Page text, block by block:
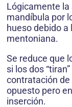
Lógicamente la
mandíbula por
hueso debido
mentoniana.
Se reduce que
si los dos
contratación
opuesto pero
inserción.